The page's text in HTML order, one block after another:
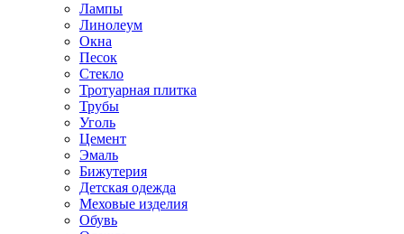
Лампы
Линолеум
Окна
Песок
Стекло
Тротуарная плитка
Трубы
Уголь
Цемент
Эмаль
Бижутерия
Детская одежда
Меховые изделия
Обувь